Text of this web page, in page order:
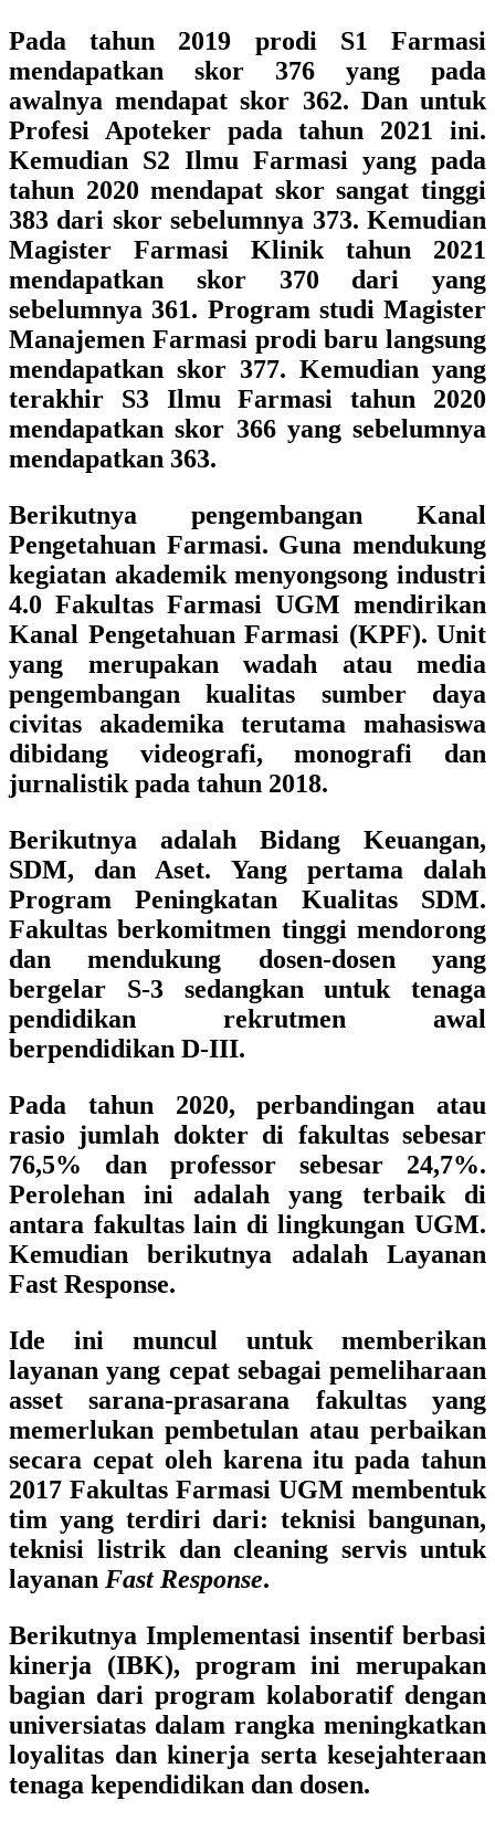
Pada tahun 2019 prodi S1 Farmasi
mendapatkan skor 376 yang pada
awalnya mendapat skor 362. Dan untuk
Profesi Apoteker pada tahun 2021 ini.
Kemudian S2 Ilmu Farmasi yang pada
tahun 2020 mendapat skor sangat tinggi
383 dari skor sebelumnya 373. Kemudian
Magister Farmasi Klinik tahun 2021
mendapatkan skor 370 dari yang
sebelumnya 361. Program studi Magister
Manajemen Farmasi prodi baru langsung
mendapatkan skor 377. Kemudian yang
terakhir S3 Ilmu Farmasi tahun 2020
mendapatkan skor 366 yang sebelumnya
mendapatkan 363.
Berikutnya pengembangan Kanal
Pengetahuan Farmasi. Guna mendukung
kegiatan akademik menyongsong industri
4.0 Fakultas Farmasi UGM mendirikan
Kanal Pengetahuan Farmasi (KPF). Unit
yang merupakan wadah atau media
pengembangan kualitas sumber daya
civitas akademika terutama mahasiswa
dibidang videografi, monografi dan
jurnalistik pada tahun 2018.
Berikutnya adalah Bidang Keuangan,
SDM, dan Aset. Yang pertama dalah
Program Peningkatan Kualitas SDM.
Fakultas berkomitmen tinggi mendorong
dan mendukung dosen-dosen yang
bergelar S-3 sedangkan untuk tenaga
pendidikan rekrutmen awal
berpendidikan D-III.
Pada tahun 2020, perbandingan atau
rasio jumlah dokter di fakultas sebesar
76,5% dan professor sebesar 24,7%.
Perolehan ini adalah yang terbaik di
antara fakultas lain di lingkungan UGM.
Kemudian berikutnya adalah Layanan
Fast Response.
Ide ini muncul untuk memberikan
layanan yang cepat sebagai pemeliharaan
asset sarana-prasarana fakultas yang
memerlukan pembetulan atau perbaikan
secara cepat oleh karena itu pada tahun
2017 Fakultas Farmasi UGM membentuk
tim yang terdiri dari: teknisi bangunan,
teknisi listrik dan cleaning servis untuk
layanan Fast Response.
Berikutnya Implementasi insentif berbasi
kinerja (IBK), program ini merupakan
bagian dari program kolaboratif dengan
universiatas dalam rangka meningkatkan
loyalitas dan kinerja serta kesejahteraan
tenaga kependidikan dan dosen.